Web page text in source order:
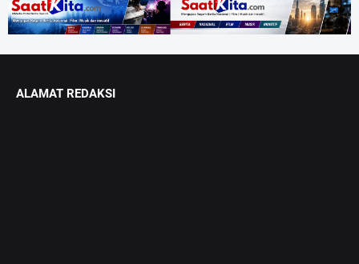
ALAMAT REDAKSI